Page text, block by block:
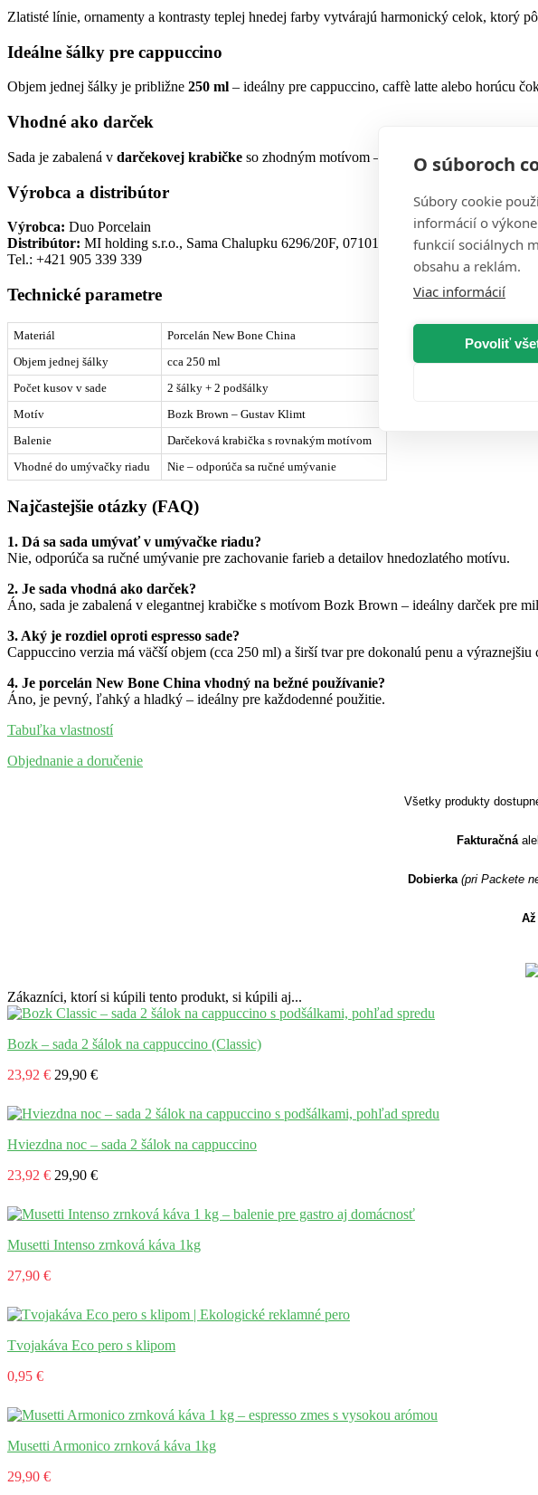
O súboroch
Súbory cookie
informácií o
funkcií sociálnych
obsahu a reklám.
Viac informácií
Povoliť
Zlatisté línie, ornamenty a kontrasty teplej hnedej farby vytvárajú harmonický celok, ktorý
Ideálne šálky pre cappuccino
Objem jednej šálky je približne 250 ml – ideálny pre cappuccino, caffè latte alebo horúcu
Vhodné ako darček
Sada je zabalená v darčekovej krabičke so zhodným motívom – ideálna pre milovníkov
Výrobca a distribútor
Výrobca: Duo Porcelain
Distribútor: MI holding s.r.o., Sama Chalupku 6296/20F, 07101 Michalovce, Slovenská
Tel.: +421 905 339 339
Technické parametre
Materiál
Porcelán New Bone China
Objem jednej šálky
cca 250 ml
Počet kusov v sade
2 šálky + 2 podšálky
Motív
Bozk Brown – Gustav Klimt
Balenie
Darčeková krabička s rovnakým motívom
Vhodné do umývačky riadu
Nie – odporúča sa ručné umývanie
Najčastejšie otázky (FAQ)
1. Dá sa sada umývať v umývačke riadu?
Nie, odporúča sa ručné umývanie pre zachovanie farieb a detailov hnedozlatého motívu.
2. Je sada vhodná ako darček?
Áno, sada je zabalená v elegantnej krabičke s motívom Bozk Brown – ideálny darček pre
3. Aký je rozdiel oproti espresso sade?
Cappuccino verzia má väčší objem (cca 250 ml) a širší tvar pre dokonalú penu a výraznejšiu
4. Je porcelán New Bone China vhodný na bežné používanie?
Áno, je pevný, ľahký a hladký – ideálny pre každodenné použitie.
Tabuľka vlastností
Objednanie a doručenie
Všetky produkty
Fakturačná
Dobierka (pri Packete
Zákazníci, ktorí si kúpili tento produkt, si kúpili aj...
Bozk – sada 2 šálok na cappuccino (Classic)
23,92 € 29,90 €
Hviezdna noc – sada 2 šálok na cappuccino
23,92 € 29,90 €
Musetti Intenso zrnková káva 1kg
27,90 €
Tvojakáva Eco pero s klipom
0,95 €
Musetti Armonico zrnková káva 1kg
29,90 €